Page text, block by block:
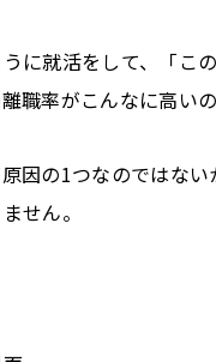
に就活をして、「こ
職率がこんなに高い
因の1つなのではない
せん。